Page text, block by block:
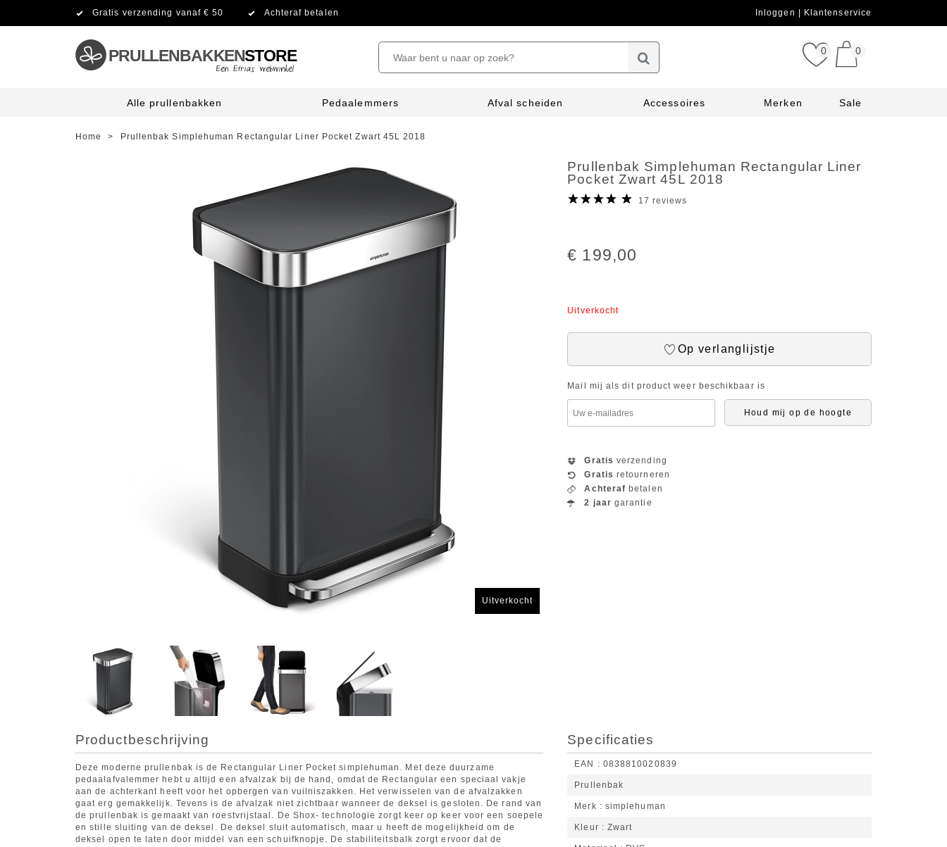
Gratis verzending vanaf € 50 Achteraf betalen Inloggen Klantenservice
PRULLENBAKKENSTORE 0 0
Alle prullenbakken Pedaalemmers Afval scheiden Accessoires Merken Sale
Home > Prullenbak Simplehuman Rectangular Liner Pocket Zwart 45L 2018
Uitverkocht
Prullenbak Simplehuman Rectangular Liner
Pocket Zwart 45L 2018
17 reviews
€ 199,00
Uitverkocht
Op verlanglijstje
Mail mij als dit product weer beschikbaar is
Houd mij op de hoogte
Gratis verzending
Gratis retourneren
Achteraf betalen
2 jaar garantie
Productbeschrijving
Deze moderne prullenbak is de Rectangular Liner Pocket simplehuman. Met deze duurzame
pedaalafvalemmer hebt u altijd een afvalzak bij de hand, omdat de Rectangular een speciaal vakje
aan de achterkant heeft voor het opbergen van vuilniszakken. Het verwisselen van de afvalzakken
gaat erg gemakkelijk. Tevens is de afvalzak niet zichtbaar wanneer de deksel is gesloten. De rand van
de prullenbak is gemaakt van roestvrijstaal. De Shox- technologie zorgt keer op keer voor een soepele
en stille sluiting van de deksel. De deksel sluit automatisch, maar u heeft de mogelijkheid om de
deksel open te laten door middel van een schuifknopje. De stabiliteitsbalk zorgt ervoor dat de
Specificaties
EAN 0838810020839
Prullenbak
Merk simplehuman
Kleur Zwart